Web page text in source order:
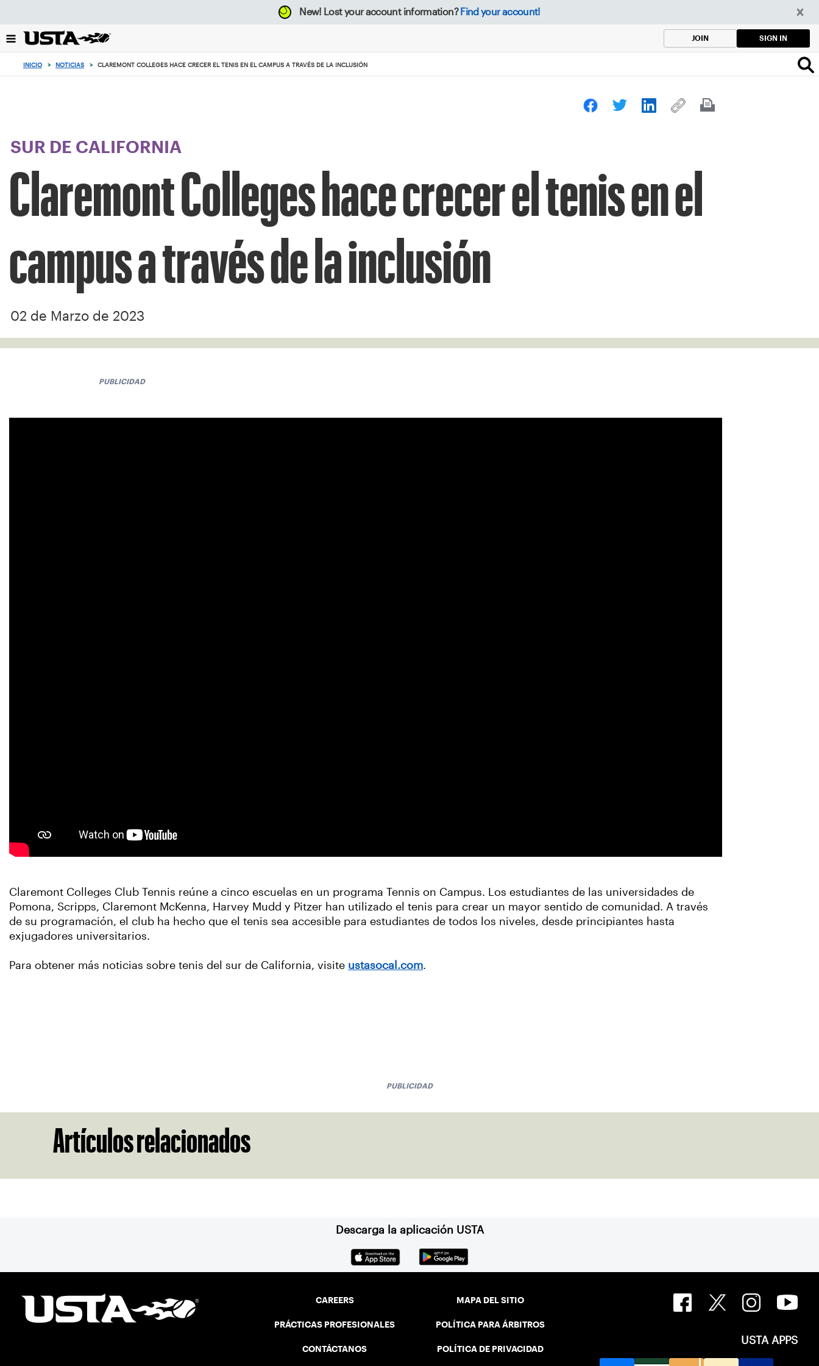
el
botón
New! Lost your account information? Find your account!
JOIN SIGN IN
INICIO > NOTICIAS > CLAREMONT COLLEGES HACE CRECER EL TENIS EN EL CAMPUS A TRAVÉS DE LA INCLUSIÓN
SUR DE CALIFORNIA
Claremont Colleges hace crecer el tenis en el
campus a través de la inclusión
02 de Marzo de 2023
PUBLICIDAD
Claremont Colleges Club Tennis reúne a cinco escuelas en un programa Tennis on Campus. Los estudiantes de las universidades de
Pomona, Scripps, Claremont McKenna, Harvey Mudd y Pitzer han utilizado el tenis para crear un mayor sentido de comunidad. A través
de su programación, el club ha hecho que el tenis sea accesible para estudiantes de todos los niveles, desde principiantes hasta
exjugadores universitarios.
Para obtener más noticias sobre tenis del sur de California, visite ustasocal.com.
PUBLICIDAD
Artículos relacionados
Descarga la aplicación USTA
CAREERS
PRÁCTICAS PROFESIONALES
CONTÁCTANOS
MAPA DEL SITIO
POLÍTICA PARA ÁRBITROS
POLÍTICA DE PRIVACIDAD
USTA APPS